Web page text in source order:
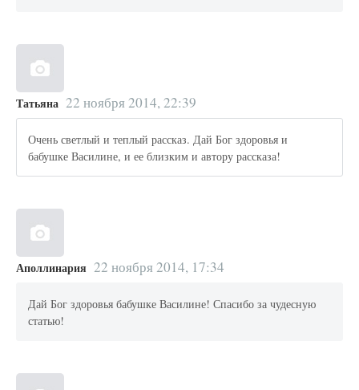
Татьяна 22 ноября 2014, 22:39
Очень светлый и теплый рассказ. Дай Бог здоровья и
бабушке Василине, и ее близким и автору рассказа!
Аполлинария 22 ноября 2014, 17:34
Дай Бог здоровья бабушке Василине! Спасибо за чудесную
статью!